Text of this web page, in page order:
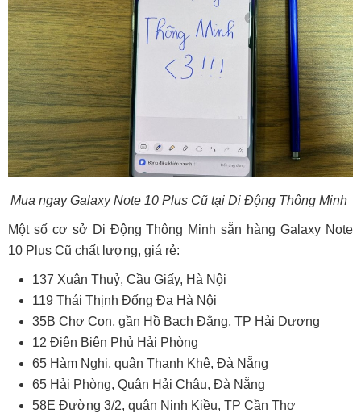
Mua ngay Galaxy Note 10 Plus Cũ tại Di Động Thông Minh
Một số cơ sở Di Động Thông Minh sẵn hàng Galaxy Note
10 Plus Cũ chất lượng, giá rẻ:
137 Xuân Thuỷ, Cầu Giấy, Hà Nội
119 Thái Thịnh Đống Đa Hà Nội
35B Chợ Con, gần Hồ Bạch Đằng, TP Hải Dương
12 Điện Biên Phủ Hải Phòng
65 Hàm Nghi, quận Thanh Khê, Đà Nẵng
65 Hải Phòng, Quận Hải Châu, Đà Nẵng
58E Đường 3/2, quận Ninh Kiều, TP Cần Thơ